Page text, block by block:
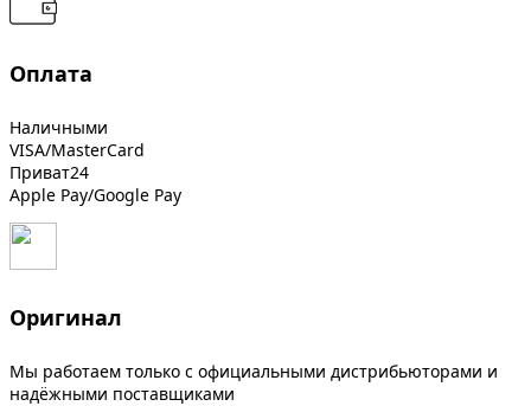
Оплата
Наличными
VISA/MasterCard
Приват24
Apple Pay/Google Pay
Оригинал
Мы работаем только с официальными дистрибьюторами и
надёжными поставщиками